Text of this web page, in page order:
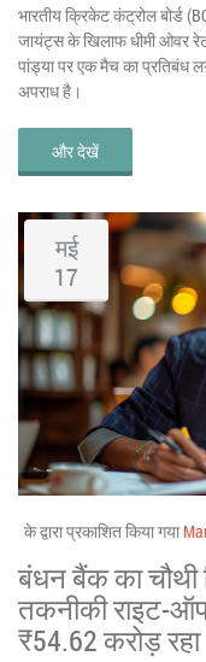
भारतीय क्रिकेट कंट्रोल बोर्ड
जायंट्स के खिलाफ धीमी ओवर
पांड्या पर एक मैच का प्रतिबंध
अपराध है।
और देखें
मई
17
के द्वारा प्रकाशित किया गया
बंधन बैंक का चौथी
तकनीकी राइट-
₹54.62 करोड़ रहा